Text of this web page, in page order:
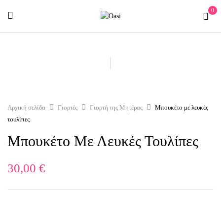
0
Αρχική σελίδα Γιορτές Γιορτή της Μητέρας
Μπουκέτο με λευκές
τουλίπες
Μπουκέτο Με Λευκές Τουλίπες
30,00 €